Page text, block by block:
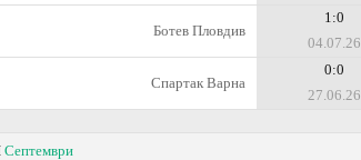
Ботев Пловдив
1:0
04.07.26
Спартак Варна
0:0
27.06.26
Септември